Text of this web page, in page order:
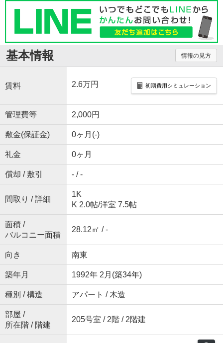
基本情報 情報の見方
賃料 2.6万円 初期費用シミュレーション
管理費等 2,000円
敷金(保証金) 0ヶ月(-)
礼金 0ヶ月
償却 / 敷引 - / -
間取り / 詳細
1K
K 2.0帖/洋室 7.5帖
面積 /
バルコニー面積
28.12㎡ / -
向き 南東
築年月 1992年 2月(築34年)
種別 / 構造 アパート / 木造
部屋 /
所在階 / 階建
205号室 / 2階 / 2階建